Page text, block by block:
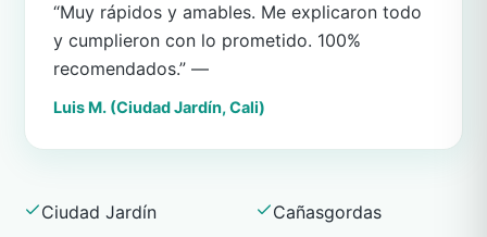
“Muy rápidos y amables. Me explicaron todo
y cumplieron con lo prometido. 100%
recomendados.” —
Luis M. (Ciudad Jardín, Cali)
Ciudad Jardín Cañasgordas